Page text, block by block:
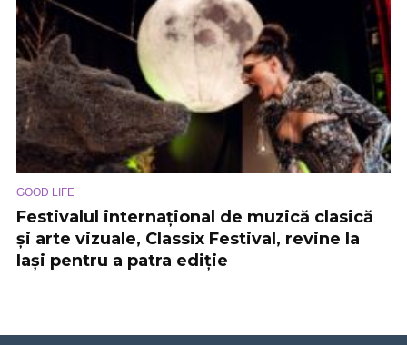
GOOD LIFE
Festivalul internațional de muzică clasică
și arte vizuale, Classix Festival, revine la
Iași pentru a patra ediție